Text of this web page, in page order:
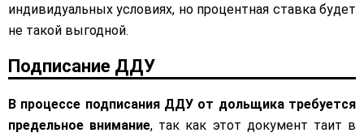
индивидуальных условиях, но процентная ставка будет
не такой выгодной.
Подписание ДДУ
В процессе подписания ДДУ от дольщика требуется
предельное внимание, так как этот документ таит в